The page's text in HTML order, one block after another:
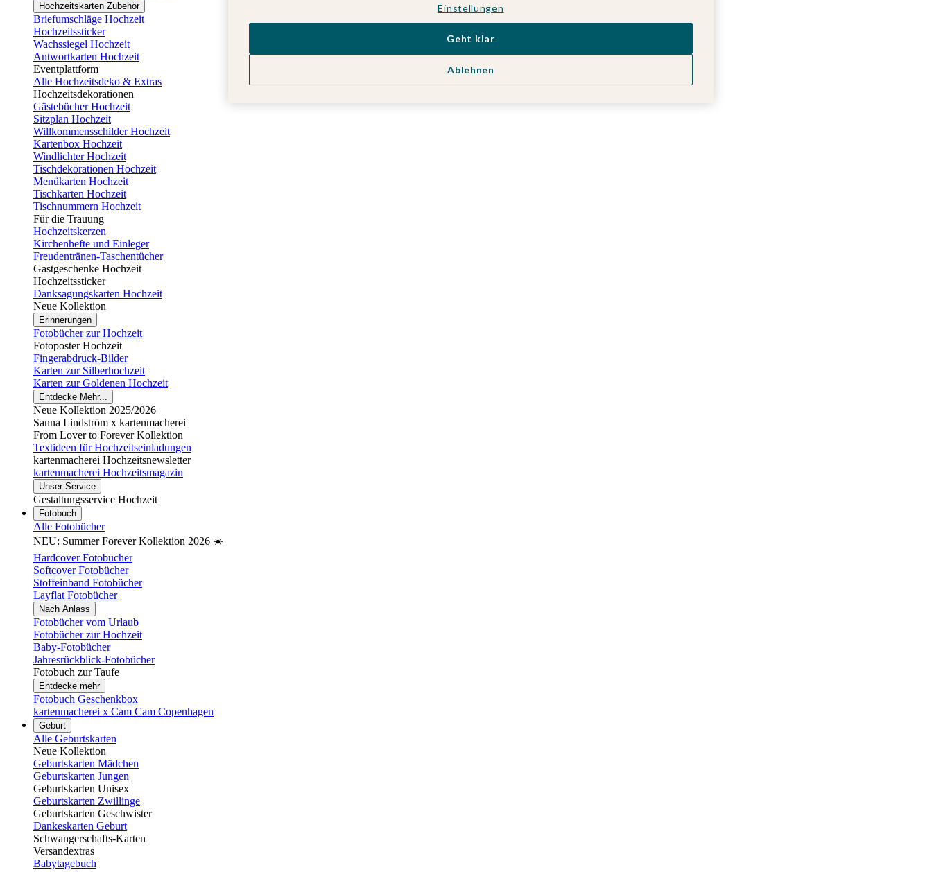
Hochzeitskarten Zubehör
Briefumschläge Hochzeit
Hochzeitssticker
Wachssiegel Hochzeit
Antwortkarten Hochzeit
Eventplattform
Alle Hochzeitsdeko & Extras
Hochzeitsdekorationen
Gästebücher Hochzeit
Sitzplan Hochzeit
Willkommensschilder Hochzeit
Kartenbox Hochzeit
Windlichter Hochzeit
Tischdekorationen Hochzeit
Menükarten Hochzeit
Tischkarten Hochzeit
Tischnummern Hochzeit
Für die Trauung
Hochzeitskerzen
Kirchenhefte und Einleger
Freudentränen-Taschentücher
Gastgeschenke Hochzeit
Hochzeitssticker
Danksagungskarten Hochzeit
Neue Kollektion
Erinnerungen
Fotobücher zur Hochzeit
Fotoposter Hochzeit
Fingerabdruck-Bilder
Karten zur Silberhochzeit
Karten zur Goldenen Hochzeit
Entdecke Mehr...
Neue Kollektion 2025/2026
Sanna Lindström x kartenmacherei
From Lover to Forever Kollektion
Textideen für Hochzeitseinladungen
kartenmacherei Hochzeitsnewsletter
kartenmacherei Hochzeitsmagazin
Unser Service
Gestaltungsservice Hochzeit
Fotobuch
Alle Fotobücher
NEU: Summer Forever Kollektion 2026 ☀️
Hardcover Fotobücher
Softcover Fotobücher
Stoffeinband Fotobücher
Layflat Fotobücher
Nach Anlass
Fotobücher vom Urlaub
Fotobücher zur Hochzeit
Baby-Fotobücher
Jahresrückblick-Fotobücher
Fotobuch zur Taufe
Entdecke mehr
Fotobuch Geschenkbox
kartenmacherei x Cam Cam Copenhagen
Geburt
Alle Geburtskarten
Neue Kollektion
Geburtskarten Mädchen
Geburtskarten Jungen
Geburtskarten Unisex
Geburtskarten Zwillinge
Geburtskarten Geschwister
Dankeskarten Geburt
Schwangerschafts-Karten
Versandextras
Babytagebuch
Einstellungen
Ablehnen
Geht klar